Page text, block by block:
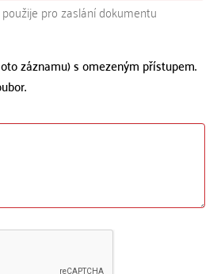
pro zaslání dokumentu
záznamu) s omezeným přístupem.